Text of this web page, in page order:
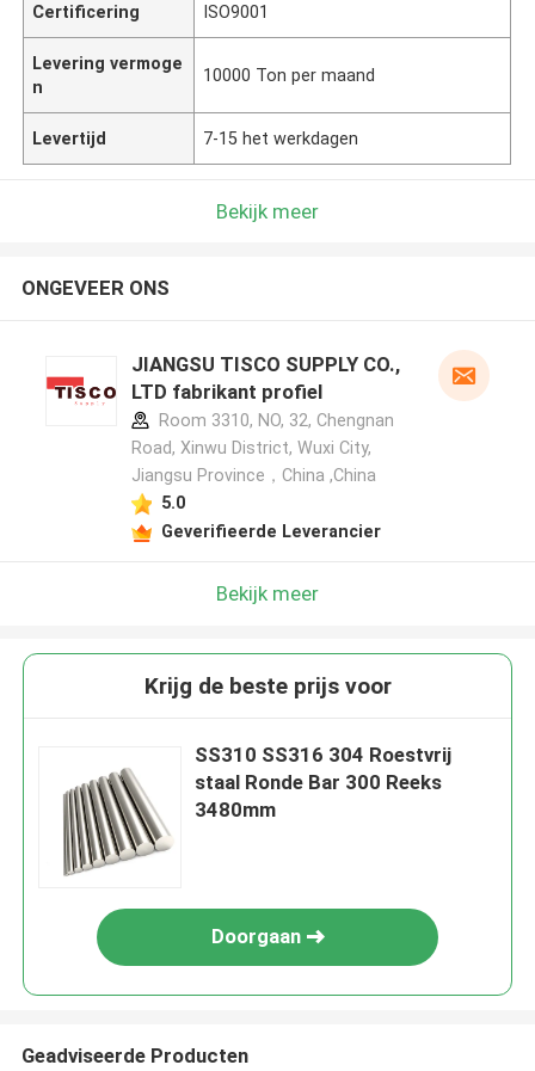
Certificering ISO9001
Levering vermoge
n
10000 Ton per maand
Levertijd 7-15 het werkdagen
Bekijk meer
ONGEVEER ONS
JIANGSU TISCO SUPPLY CO.,
LTD fabrikant profiel
Room 3310, NO, 32, Chengnan
Road, Xinwu District, Wuxi City,
Jiangsu Province，China ,China
5.0
Geverifieerde Leverancier
Bekijk meer
Krijg de beste prijs voor
SS310 SS316 304 Roestvrij
staal Ronde Bar 300 Reeks
3480mm
Doorgaan
Geadviseerde Producten